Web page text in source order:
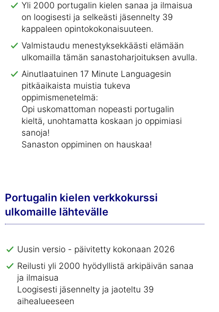
Yli 2000 portugalin kielen sanaa ja ilmaisua
on loogisesti ja selkeästi jäsennelty 39
kappaleen opintokokonaisuuteen.
Valmistaudu menestyksekkäästi elämään
ulkomailla tämän sanastoharjoituksen avulla.
Ainutlaatuinen 17 Minute Languagesin
pitkäaikaista muistia tukeva
oppimismenetelmä:
Opi uskomattoman nopeasti portugalin
kieltä, unohtamatta koskaan jo oppimiasi
sanoja!
Sanaston oppiminen on hauskaa!
Portugalin kielen verkkokurssi
ulkomaille lähtevälle
Uusin versio - päivitetty kokonaan 2026
Reilusti yli 2000 hyödyllistä arkipäivän sanaa
ja ilmaisua
Loogisesti jäsennelty ja jaoteltu 39
aihealueeseen